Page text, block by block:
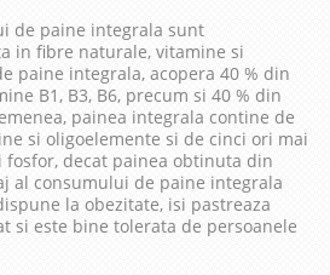
de paine integrala sunt
in fibre naturale, vitamine si
paine integrala, acopera 40 % din
B1, B3, B6, precum si 40 % din
painea integrala contine de
si oligoelemente si de cinci ori mai
fosfor, decat painea obtinuta din
al consumului de paine integrala
la obezitate, isi pastreaza
si este bine tolerata de persoanele